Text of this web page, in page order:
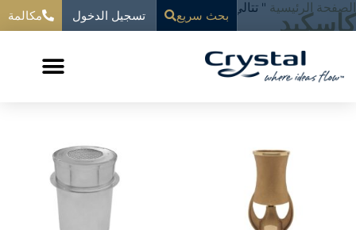
المحتوى
تخطي
إلى
بحث سريع تسجيل الدخول مكالمة
الصفحة الرئيسية " تتالي
كاسكيد
عرض جميع النتائج 8